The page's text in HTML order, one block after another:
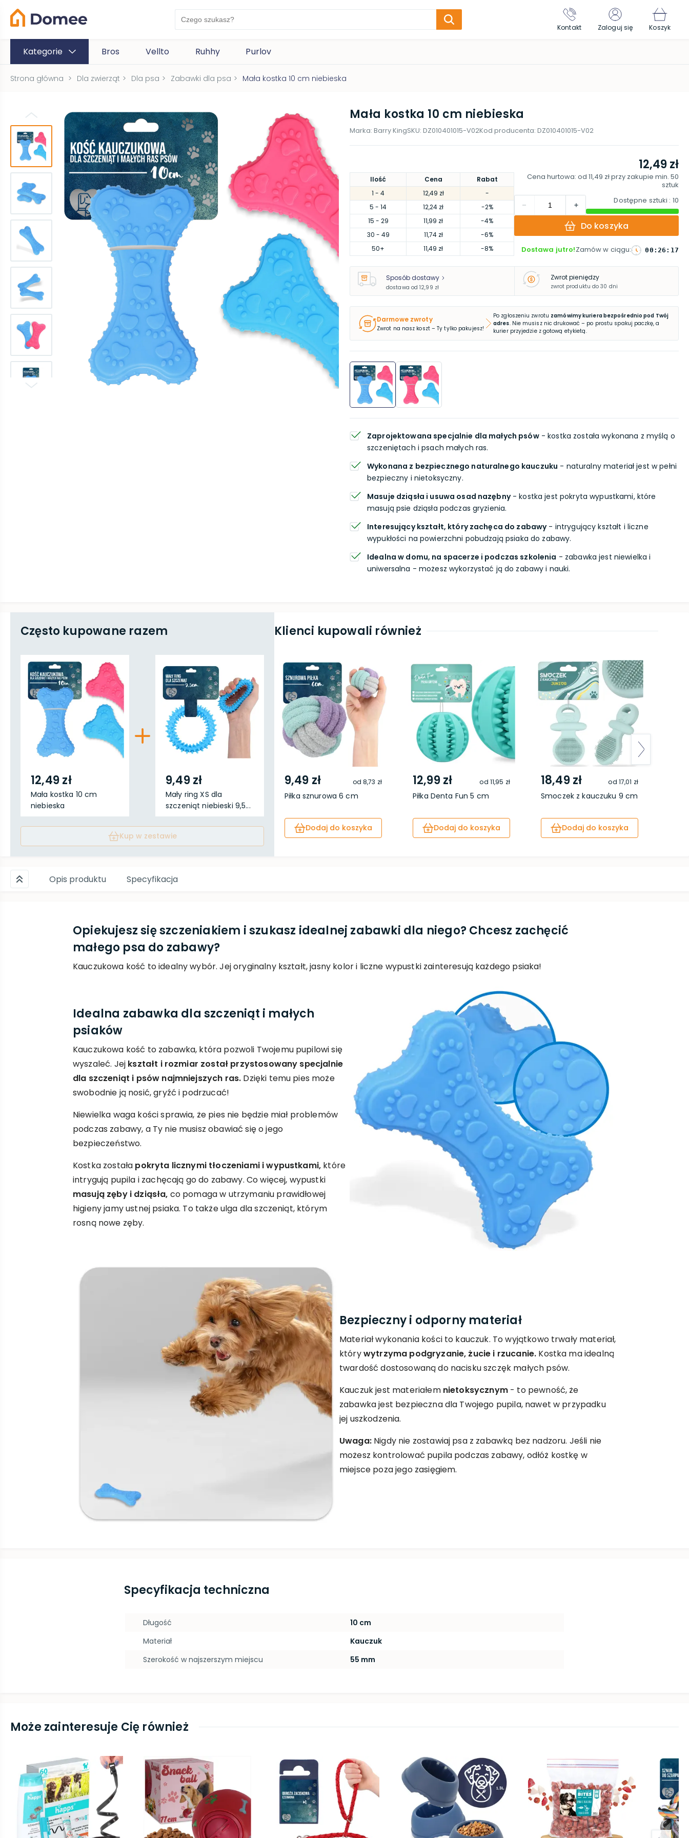
Kontakt Zaloguj się Koszyk
Kategorie Bros Vellto Ruhhy Purlov
Strona główna > Dla zwierząt > Dla psa > Zabawki dla psa > Mała kostka 10 cm niebieska
Mała kostka 10 cm niebieska
Marka: Barry KingSKU: DZ010401015-V02Kod producenta: DZ010401015-V02
Ilość Cena
Rabat
1 - 4 12,49 zł
-
5 - 14 12,24 zł
-2%
15 - 29 11,99 zł
-4%
30 - 49 11,74 zł
-6%
50+ 11,49 zł -8%
12,49 zł
Cena hurtowa: od 11,49 złprzy zakupie min. 50
sztuk
Dostępne sztuki : 10
Do koszyka
Dostawa jutro!Zamów w ciągu: 00 : 26 : 16
Sposób dostawy
dostawa od 12,99 zł
Zwrot pieniędzy
zwrot produktu do 30 dni
Darmowe zwroty
Zwrot na nasz koszt – Ty tylko pakujesz!
Po zgłoszeniu zwrotu zamówimy kuriera bezpośrednio pod Twój
adres. Nie musisz nic drukować – po prostu spakuj paczkę, a
kurier przyjedzie z gotową etykietą.
Zaprojektowana specjalnie dla małych psów- kostka została wykonana z myślą o
szczeniętach i psach małych ras.
Wykonana z bezpiecznego naturalnego kauczuku - naturalny materiał jest w pełni
bezpieczny i nietoksyczny.
Masuje dziąsła i usuwa osad nazębny- kostka jest pokryta wypustkami, które
masują psie dziąsła podczas gryzienia.
Interesujący kształt, który zachęca do zabawy- intrygujący kształt i liczne
wypukłości na powierzchni pobudzają psiaka do zabawy.
Idealna w domu, na spacerze i podczas szkolenia - zabawka jest niewielka i
uniwersalna - możesz wykorzystać ją do zabawy i nauki.
Często kupowane razem
12,49 zł
Mała kostka 10 cm
niebieska
9,49 zł
Mały ring XS dla
szczeniąt niebieski 9,5...
Kup w zestawie
Klienci kupowali również
9,49 zł od8,73 zł
Piłka sznurowa 6 cm
Dodaj do koszyka
12,99 zł od 11,95 zł
Piłka Denta Fun 5 cm
Dodaj do koszyka
18,49 zł od 17,01 zł
Smoczek z kauczuku 9 cm
Dodaj do koszyka
Opis produktu Specyfikacja
Opiekujesz się szczeniakiem i szukasz idealnej zabawki dla niego? Chcesz zachęcić
małego psa do zabawy?
Kauczukowa kość to idealny wybór. Jej oryginalny kształt, jasny kolor i liczne wypustki zainteresują każdego psiaka!
Idealna zabawka dla szczeniąt i małych
psiaków
Kauczukowa kość to zabawka, która pozwoli Twojemu pupilowi się
wyszaleć. Jej kształt i rozmiar został przystosowany specjalnie
dla szczeniąt i psów najmniejszych ras. Dzięki temu pies może
swobodnie ją nosić, gryźć i podrzucać!
Niewielka waga kości sprawia, że pies nie będzie miał problemów
podczas zabawy, a Ty nie musisz obawiać się o jego
bezpieczeństwo.
Kostka została pokryta licznymi tłoczeniami i wypustkami, które
intrygują pupila i zachęcają go do zabawy. Co więcej, wypustki
masują zęby i dziąsła, co pomaga w utrzymaniu prawidłowej
higieny jamy ustnej psiaka. To także ulga dla szczeniąt, którym
rosną nowe zęby.
Bezpieczny i odporny materiał
Materiał wykonania kości to kauczuk. To wyjątkowo trwały materiał,
którywytrzyma podgryzanie, żucie i rzucanie. Kostka ma idealną
twardość dostosowaną do nacisku szczęk małych psów.
Kauczuk jest materiałem nietoksycznym- to pewność, że
zabawka jest bezpieczna dla Twojego pupila, nawet w przypadku
jej uszkodzenia.
Uwaga:Nigdy nie zostawiaj psa z zabawką bez nadzoru. Jeśli nie
możesz kontrolować pupila podczas zabawy, odłóż kostkę w
miejsce poza jego zasięgiem.
Specyfikacja techniczna
Długość
10 cm
Materiał
Kauczuk
Szerokość w najszerszym miejscu
55 mm
Może zainteresuje Cię również